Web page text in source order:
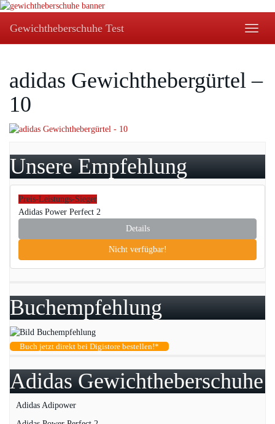
Skip
main
content
Toggle
Gewichtheberschuhe Test
adidas Gewichthebergürtel –
10
Unsere Empfehlung
Preis-Leistungs-Sieger
Adidas Power Perfect 2
Details
Nicht verfügbar!
Buchempfehlung
Buch jetzt direkt bei Digistore bestellen!*
Adidas Gewichtheberschuhe
Adidas Adipower